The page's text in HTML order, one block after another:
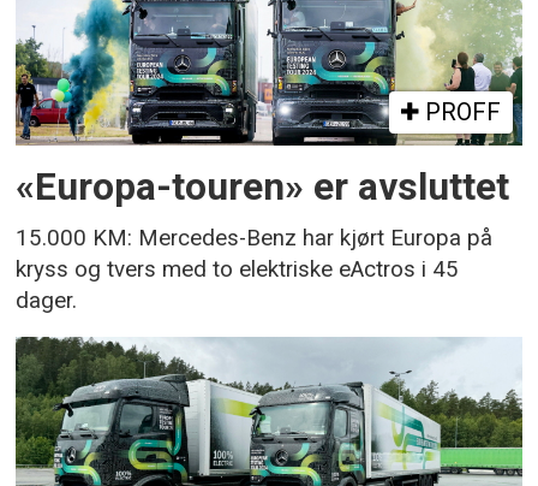
PROFF
«Europa-touren» er avsluttet
15.000 KM: Mercedes-Benz har kjørt Europa på
kryss og tvers med to elektriske eActros i 45
dager.